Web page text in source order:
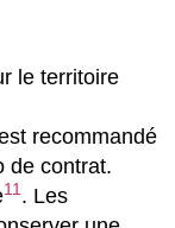
le territoire
recommandé
de contrat.
11 . Les